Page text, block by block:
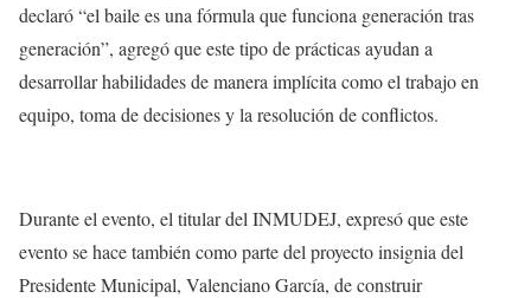
declaró “el baile es una fórmula que funciona generación tras
generación”, agregó que este tipo de prácticas ayudan a
desarrollar habilidades de manera implícita como el trabajo en
equipo, toma de decisiones y la resolución de conflictos.
Durante el evento, el titular del INMUDEJ, expresó que este
evento se hace también como parte del proyecto insignia del
Presidente Municipal, Valenciano García, de construir